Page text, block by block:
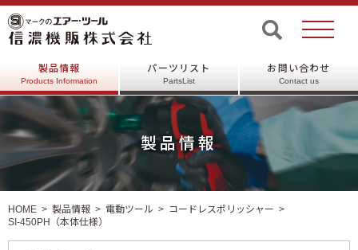
製品情報
Products Information
パーツリスト
PartsList
お問い合わせ
Contact us
製品情報
HOME 製品情報 電動ツール
コードレスポリッシャー
SI-450PH（本体仕様）